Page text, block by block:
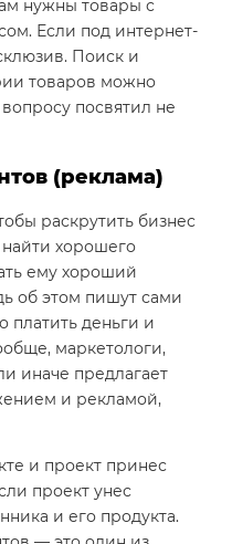
нужны товары с
Если под интернет-
Поиск и
товаров можно
посвятил не
(реклама)
раскрутить бизнес
хорошего
ему хороший
об этом пишут сами
платить деньги и
маркетологи,
иначе предлагает
и рекламой,
и проект принес
проект унес
и его продукта.